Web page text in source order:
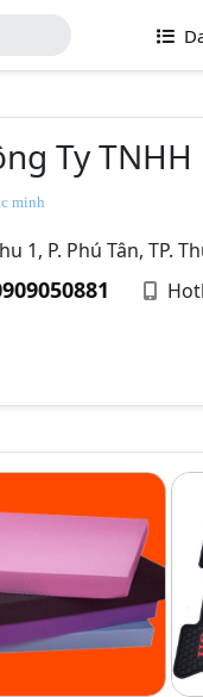
Ty TNHH
minh
1, P. Phú Tân, TP.